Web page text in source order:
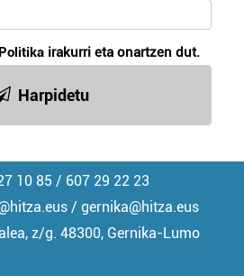
irakurri eta onartzen dut.
Harpidetu
10 85 / 607 29 22 23
/ gernika@hitza.eus
z/g. 48300, Gernika-Lumo